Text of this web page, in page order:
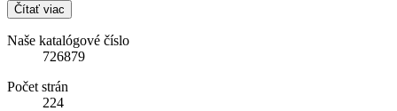
Čítať viac
Naše katalógové číslo
726879
Počet strán
224